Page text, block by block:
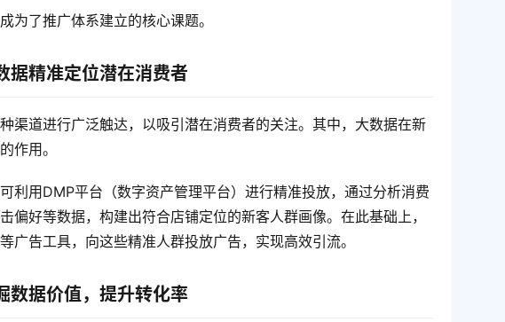
为了推广体系建立的核心课题。
据精准定位潜在消费者
渠道进行广泛触达，以吸引潜在消费者的关注。其中，大数据在新
作用。
利用DMP平台（数字资产管理平台）进行精准投放，通过分析消费
偏好等数据，构建出符合店铺定位的新客人群画像。在此基础上，
广告工具，向这些精准人群投放广告，实现高效引流。
数据价值，提升转化率